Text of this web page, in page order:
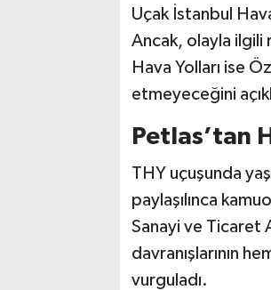
Uçak İstanbul
Ancak, olayla ilgili
Hava Yolları ise
etmeyeceğini
Petlas’tan
THY uçuşunda
paylaşılınca
Sanayi ve Ticaret
davranışlarının
vurguladı.